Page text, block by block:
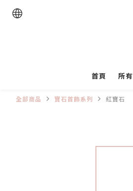
首頁 所
全部商品 寶石首飾系列 紅寶石